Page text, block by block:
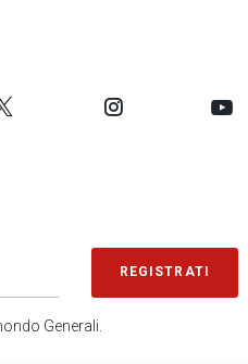
REGISTRATI
Generali.